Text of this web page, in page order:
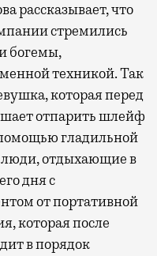
рассказывает, что
стремились
богемы,
техникой. Так
которая перед
отпарить шлейф
гладильной
отдыхающие в
дня с
от портативной
которая после
в порядок